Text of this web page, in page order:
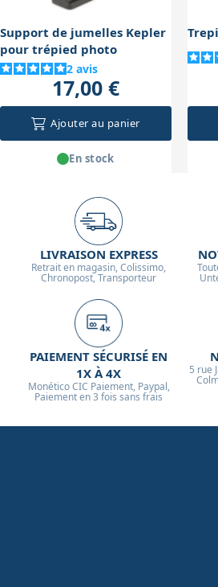
Support de jumelles Kepler
pour trépied photo
2 avis
17,00 €
Ajouter au panier
En stock
LIVRAISON EXPRESS
Retrait en magasin, Colissimo,
Chronopost, Transporteur
PAIEMENT SÉCURISÉ EN
1X À 4X
Monético CIC Paiement, Paypal,
Paiement en 3 fois sans frais
5 rue